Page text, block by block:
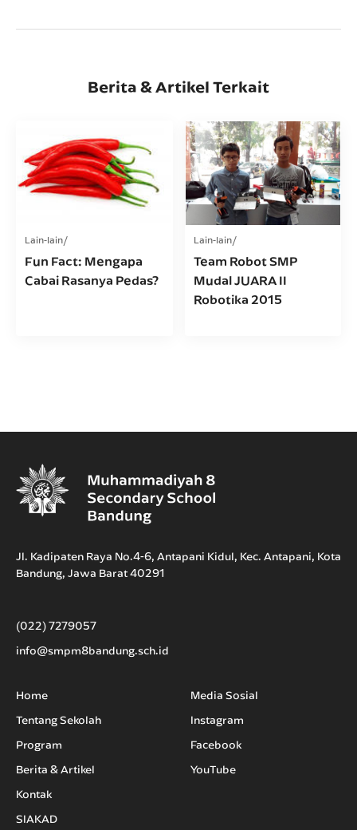
Berita & Artikel Terkait
Lain-lain
Fun Fact: Mengapa
Cabai Rasanya Pedas?
Lain-lain
Team Robot SMP
Mudal JUARA II
Robotika 2015
Jl. Kadipaten Raya No.4-6, Antapani Kidul, Kec. Antapani, Kota
Bandung, Jawa Barat 40291
(022) 7279057
info@smpm8bandung.sch.id
Home
Tentang Sekolah
Program
Berita & Artikel
Kontak
SIAKAD
Media Sosial
Instagram
Facebook
YouTube